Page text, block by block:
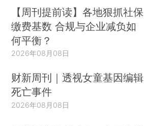
【周刊提前读】各地狠抓社保
缴费基数 合规与企业减负如
何平衡？
2026年08月08日
财新周刊｜透视女童基因编辑
死亡事件
2026年08月08日